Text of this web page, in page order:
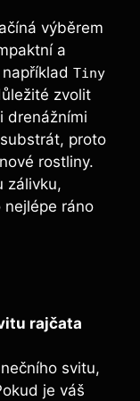
výběrem
⁤a
Tiny
​zvolit
drenážními
⁢proto‍
‍rostliny.
‍zálivku,
ráno
rajčata
⁣svitu,⁣
je⁣ váš